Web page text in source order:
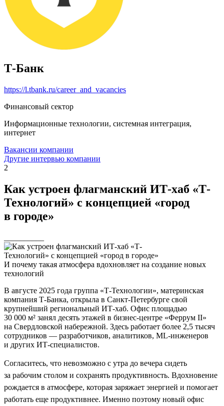
Т-Банк
https://l.tbank.ru/career_and_vacancies
Финансовый сектор
Информационные технологии, системная интеграция,
интернет
Вакансии компании
Другие интервью компании
2
Как устроен флагманский ИТ-хаб «Т-
Технологий» с концепцией «город
в городе»
И почему такая атмосфера вдохновляет на создание новых
технологий
В августе 2025 года группа «Т-Технологии», материнская
компания Т-Банка, открыла в Санкт-Петербурге свой
крупнейший региональный ИТ-хаб. Офис площадью
30 000 м² занял десять этажей в бизнес-центре «Феррум II»
на Свердловской набережной. Здесь работает более 2,5 тысяч
сотрудников — разработчиков, аналитиков, ML-инженеров
и других ИТ-специалистов.
Согласитесь, что невозможно с утра до вечера сидеть
за рабочим столом и сохранять продуктивность. Вдохновение
рождается в атмосфере, которая заряжает энергией и помогает
работать еще продуктивнее. Именно поэтому новый офис